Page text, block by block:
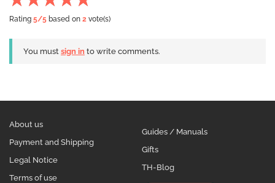
Rating 5/5 based on 2 vote(s)
You must sign in to write comments.
About us
Payment and Shipping
Legal Notice
Terms of use
Guides / Manuals
Gifts
TH-Blog